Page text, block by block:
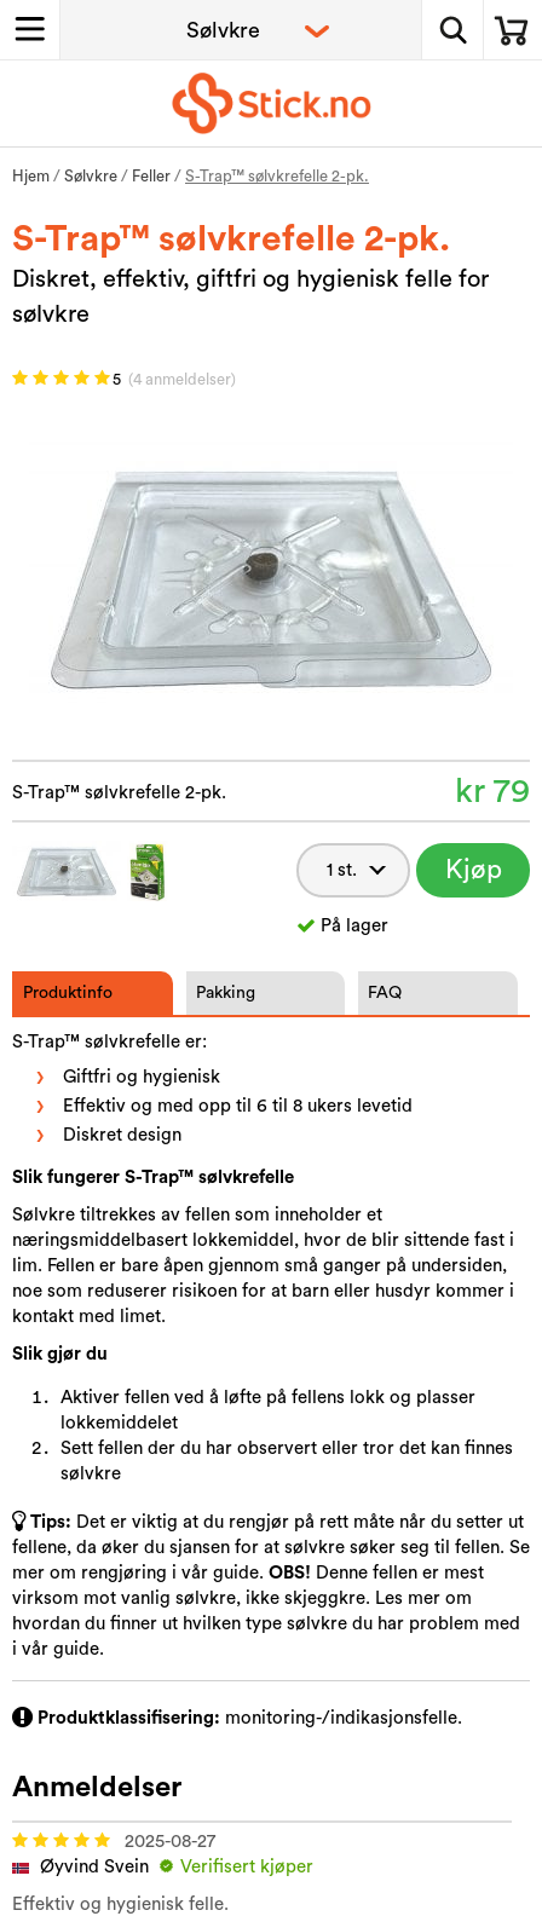
Hjem / Sølvkre / Feller / S-Trap™ sølvkrefelle 2-pk.
S-Trap™ sølvkrefelle 2-pk.
Diskret, effektiv, giftfri og hygienisk felle for
sølvkre
5 (4 anmeldelser)
S-Trap™ sølvkrefelle 2-pk. kr 79
Kjøp
På lager
Produktinfo Pakking FAQ
S-Trap™ sølvkrefelle er:
Giftfri og hygienisk
Effektiv og med opp til 6 til 8 ukers levetid
Diskret design
Slik fungerer S-Trap™ sølvkrefell​e
Sølvkre tiltrekkes av fellen som inneholder et
næringsmiddelbasert lokkemiddel, hvor de blir sittende fast i
lim. Fellen er bare åpen gjennom små ganger på undersiden,
noe som reduserer risikoen for at barn eller husdyr kommer i
kontakt med limet.
Slik gjør du
Aktiver fellen ved å løfte på fellens lokk og plasser
lokkemiddelet
Sett fellen der du har observert eller tror det kan finnes
sølvkre
Tips: Det er viktig at du rengjør på rett måte når du setter ut
fellene, da øker du sjansen for at sølvkre søker seg til fellen. Se
mer om rengjøring i vår guide. OBS! Denne fellen er mest
virksom mot vanlig sølvkre, ikke skjeggkre. Les mer om
hvordan du finner ut hvilken type sølvkre du har problem med
i vår guide.
Produktklassifisering: monitoring-/indikasjonsfelle.
Anmeldelser
2025-08-27
Øyvind Svein
Verifisert kjøper
Effektiv og hygienisk felle.